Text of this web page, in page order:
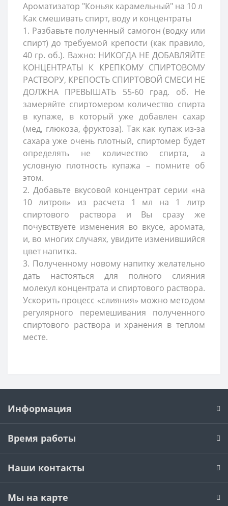
Ароматизатор "Коньяк карамельный" на 10 л
Как смешивать спирт, воду и концентраты
1. Разбавьте полученный самогон (водку или
спирт) до требуемой крепости (как правило,
40 гр. об.). Важно: НИКОГДА НЕ ДОБАВЛЯЙТЕ
КОНЦЕНТРАТЫ К КРЕПКОМУ СПИРТОВОМУ
РАСТВОРУ, КРЕПОСТЬ СПИРТОВОЙ СМЕСИ НЕ
ДОЛЖНА ПРЕВЫШАТЬ 55-60 град. об. Не
замеряйте спиртомером количество спирта
в купаже, в который уже добавлен сахар
(мед, глюкоза, фруктоза). Так как купаж из-за
сахара уже очень плотный, спиртомер будет
определять не количество спирта, а
условную плотность купажа – помните об
этом.
2. Добавьте вкусовой концентрат серии «на
10 литров» из расчета 1 мл на 1 литр
спиртового раствора и Вы сразу же
почувствуете изменения во вкусе, аромата,
и, во многих случаях, увидите изменившийся
цвет напитка.
3. Полученному новому напитку желательно
дать настояться для полного слияния
молекул концентрата и спиртового раствора.
Ускорить процесс «слияния» можно методом
регулярного перемешивания полученного
спиртового раствора и хранения в теплом
месте.
Информация
Время работы
Наши контакты
Мы на карте